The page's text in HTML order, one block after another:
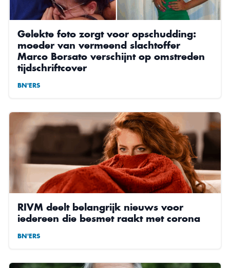
Gelekte foto zorgt voor opschudding:
moeder van vermeend slachtoffer
Marco Borsato verschijnt op omstreden
tijdschriftcover
BN'ERS
RIVM deelt belangrijk nieuws voor
iedereen die besmet raakt met corona
BN'ERS